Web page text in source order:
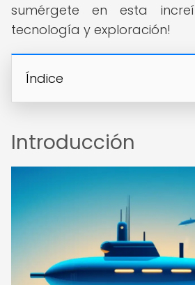
sumérgete en esta
tecnología y exploración!
Índice
Introducción